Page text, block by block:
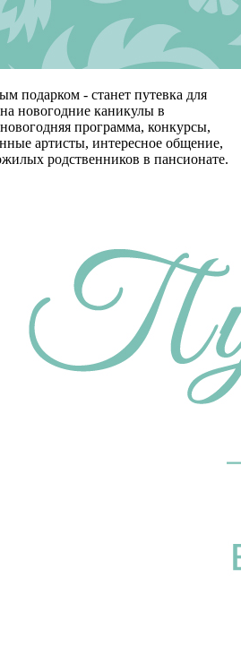
подарком - станет путевка для
новогодние каникулы в
программа, конкурсы,
артисты, интересное общение,
родственников в пансионате.